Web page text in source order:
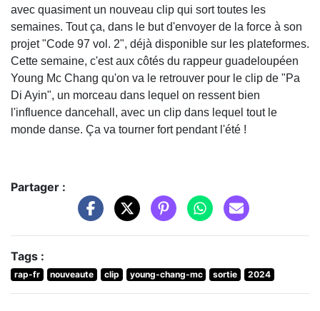
avec quasiment un nouveau clip qui sort toutes les
semaines. Tout ça, dans le but d'envoyer de la force à son
projet "Code 97 vol. 2", déjà disponible sur les plateformes.
Cette semaine, c'est aux côtés du rappeur guadeloupéen
Young Mc Chang qu'on va le retrouver pour le clip de "Pa
Di Ayin", un morceau dans lequel on ressent bien
l'influence dancehall, avec un clip dans lequel tout le
monde danse. Ça va tourner fort pendant l'été !
Partager :
Tags :
rap-fr nouveaute clip young-chang-mc sortie 2024